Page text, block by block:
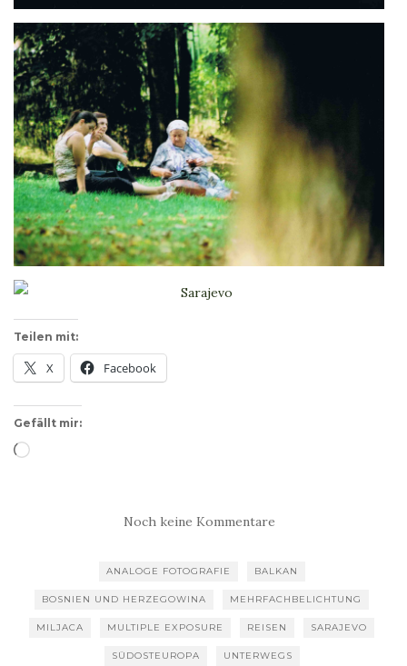
Teilen mit:
X Facebook
Gefällt mir:
Wird
Noch keine Kommentare
ANALOGE FOTOGRAFIE BALKAN
BOSNIEN UND HERZEGOWINA MEHRFACHBELICHTUNG
MILJACA MULTIPLE EXPOSURE REISEN SARAJEVO
SÜDOSTEUROPA UNTERWEGS